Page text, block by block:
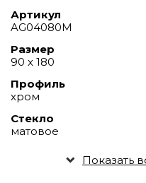
Артикул
AG04080M
Размер
90 х 180
Профиль
хром
Стекло
матовое
Показать